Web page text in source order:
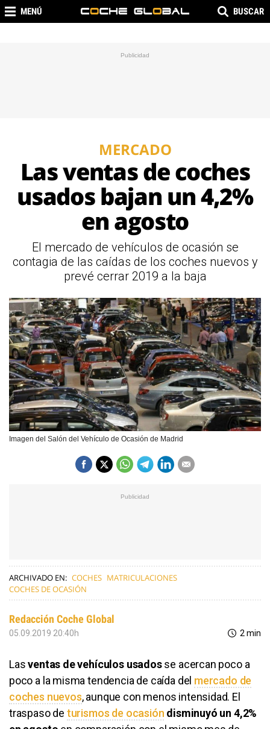
MENÚ BUSCAR
MERCADO
Las ventas de coches
usados bajan un 4,2%
en agosto
El mercado de vehículos de ocasión se
contagia de las caídas de los coches nuevos y
prevé cerrar 2019 a la baja
Imagen del Salón del Vehículo de Ocasión de Madrid
ARCHIVADO EN: COCHES MATRICULACIONES
COCHES DE OCASIÓN
Redacción Coche Global
05.09.2019 20:40h 2 min
Lasventas de vehículos usadosse acercan poco a
poco a la misma tendencia de caída del mercado de
coches nuevos, aunque con menos intensidad. El
traspaso de turismos de ocasión disminuyó un 4,2%